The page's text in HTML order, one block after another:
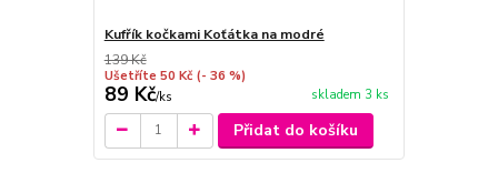
Kufřík kočkami Koťátka na modré
139 Kč
Ušetříte 50 Kč (- 36 %)
89 Kč/ks skladem 3 ks
Přidat do košíku